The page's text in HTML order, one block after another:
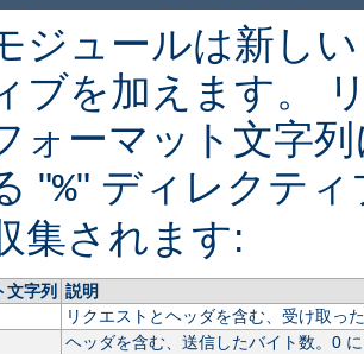
ジュールは新し
ブを加えます。
ォーマット文字
"%" ディレクテ
集されます:
文字列
説明
リクエストとヘッダを含む、受け取っ
ヘッダを含む、送信したバイト数。0